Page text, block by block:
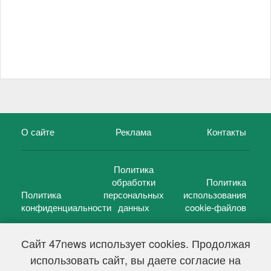
Сайт 47news использует cookies. Продолжая
использовать сайт, вы даете согласие на
О сайте Реклама Контакты
Политика
конфиденциальности
Политика
обработки
персональных
данных
Политика
использования
cookie-файлов
47 новостей (47 news)2005 — 2026 г.